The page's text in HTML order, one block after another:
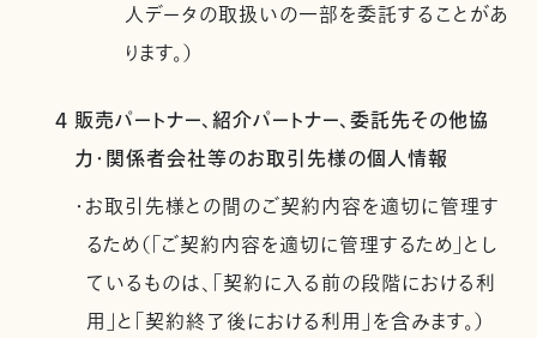
人データの取扱いの一部を委託することがあ
ります。）
4 販売パートナー、紹介パートナー、委託先その他協
力・関係者会社等のお取引先様の個人情報
・お取引先様との間のご契約内容を適切に管理す
るため（「ご契約内容を適切に管理するため」とし
ているものは、「契約に入る前の段階における利
用」と「契約終了後における利用」を含みます。）